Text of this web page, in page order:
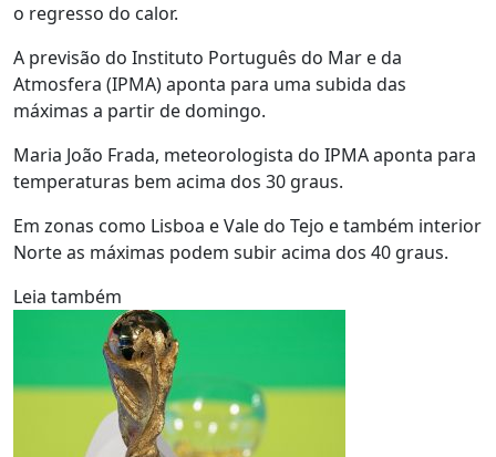
o regresso do calor.
A previsão do Instituto Português do Mar e da
Atmosfera (IPMA) aponta para uma subida das
máximas a partir de domingo.
Maria João Frada, meteorologista do IPMA aponta para
temperaturas bem acima dos 30 graus.
Em zonas como Lisboa e Vale do Tejo e também interior
Norte as máximas podem subir acima dos 40 graus.
Leia também